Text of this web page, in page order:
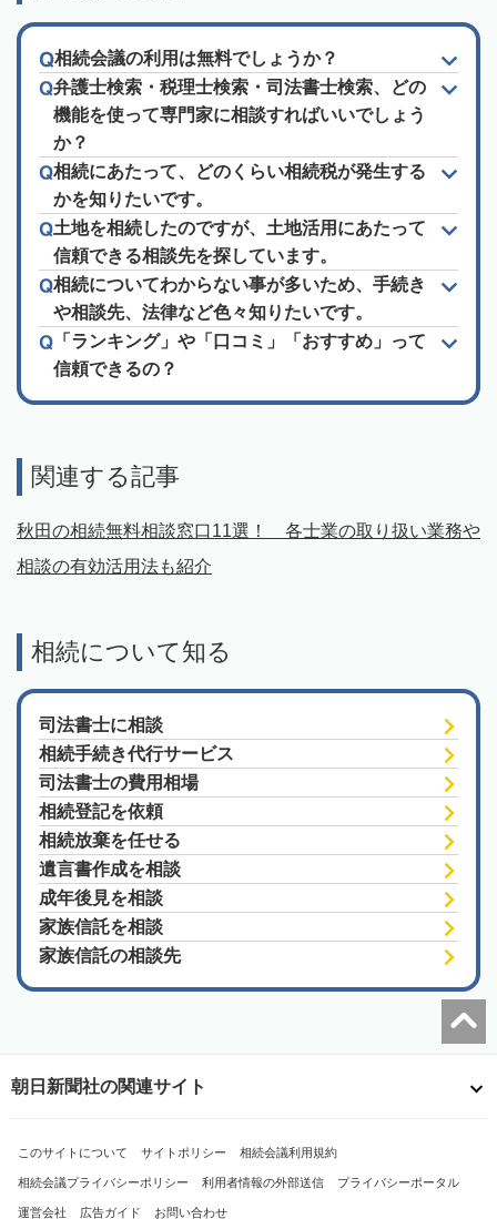
相続会議の利用は無料でしょうか？
弁護士検索・税理士検索・司法書士検索、どの
機能を使って専門家に相談すればいいでしょう
か？
相続にあたって、どのくらい相続税が発生する
かを知りたいです。
土地を相続したのですが、土地活用にあたって
信頼できる相談先を探しています。
相続についてわからない事が多いため、手続き
や相談先、法律など色々知りたいです。
「ランキング」や「口コミ」「おすすめ」って
信頼できるの？
関連する記事
秋田の相続無料相談窓口11選！ 各士業の取り扱い業務や
相談の有効活用法も紹介
相続について知る
司法書士に相談
相続手続き代行サービス
司法書士の費用相場
相続登記を依頼
相続放棄を任せる
遺言書作成を相談
成年後見を相談
家族信託を相談
家族信託の相談先
朝日新聞社の関連サイト
このサイトについて サイトポリシー 相続会議利用規約
相続会議プライバシーポリシー 利用者情報の外部送信 プライバシーポータル
運営会社 広告ガイド お問い合わせ